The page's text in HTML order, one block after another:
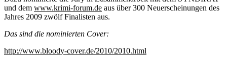
und dem www.krimi-forum.de aus über 300 Neuerscheinungen des
Jahres 2009 zwölf Finalisten aus.
Das sind die nominierten Cover:
http://www.bloody-cover.de/2010/2010.html